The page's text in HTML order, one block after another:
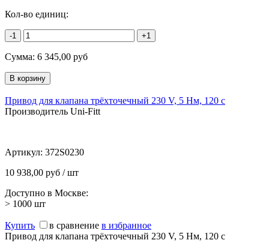
Кол-во единиц:
-1 +1
Сумма: 6 345,00 руб
Привод для клапана трёхточечный 230 V, 5 Нм, 120 с
Производитель Uni-Fitt
Артикул: 372S0230
10 938,00 руб / шт
Доступно в Москве:
> 1000 шт
Купить в сравнение в избранное
Привод для клапана трёхточечный 230 V, 5 Нм, 120 с